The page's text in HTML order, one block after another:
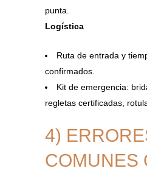
punta.
Logística
Ruta de entrada y
confirmados.
Kit de emergencia:
regletas certificadas,
4)
COMUNES